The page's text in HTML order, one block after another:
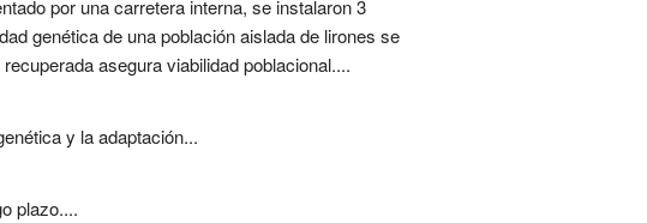
por una carretera interna, se instalaron 3
genética de una población aislada de lirones se
asegura viabilidad poblacional....
y la adaptación...
plazo....